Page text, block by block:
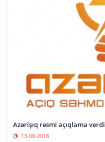
Azərişıq rəsmi açıqlama verdi
13-08-2018